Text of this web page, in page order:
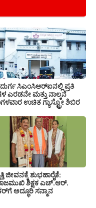
ಸಿಎಂಸಿಆರ್‍ಐನಲ್ಲಿ ಪ್ರತಿ
ಎರಡನೇ ಮತ್ತು ನಾಲ್ಕನೆ
ಉಚಿತ ಗ್ಯಾಸ್ಟ್ರೋ ಶಿಬಿರ
ಜೀವನಕ್ಕೆ ಶುಭಹಾರೈಕೆ:
ಶಿಕ್ಷಕ ಎಚ್.ಆರ್.
ಅದ್ಧೂರಿ ಸನ್ಮಾನ